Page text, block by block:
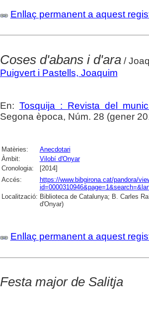
Enllaç permanent a aquest
Coses d'abans i d'ara/
Puigvert i Pastells, Joaquim
En: Tosquija : Revista del
Segona època, Núm. 28 (gener
Matèries:
Anecdotari
Àmbit:
Vilobí d'Onyar
Cronologia:
[2014]
Accés:
https://www.bibgirona.cat/pandora/
Localització: Biblioteca de Catalunya; B. Carles
d'Onyar)
Enllaç permanent a aquest
Festa major de Salitja